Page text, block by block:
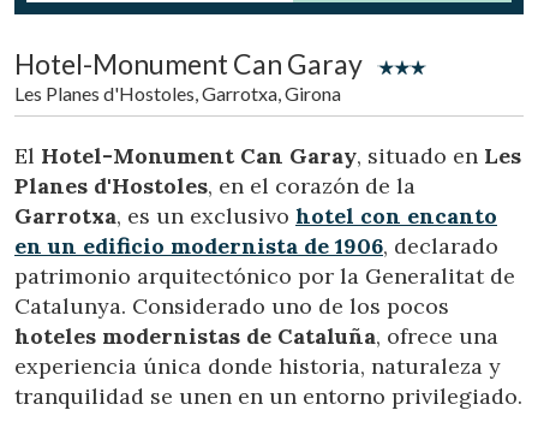
Hotel-Monument Can Garay
Les Planes d'Hostoles, Garrotxa, Girona
El Hotel-Monument Can Garay, situado en Les
Planes d'Hostoles, en el corazón de la
Garrotxa, es un exclusivo hotel con encanto
en un edificio modernista de 1906, declarado
patrimonio arquitectónico por la Generalitat de
Catalunya. Considerado uno de los pocos
hoteles modernistas de Cataluña, ofrece una
experiencia única donde historia, naturaleza y
tranquilidad se unen en un entorno privilegiado.